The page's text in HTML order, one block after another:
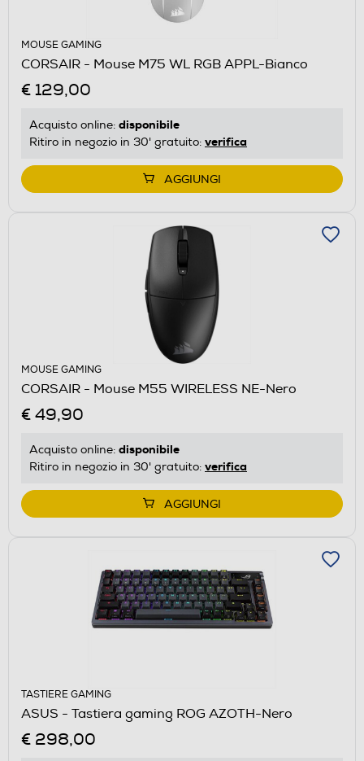
MOUSE GAMING
CORSAIR - Mouse M75 WL RGB APPL-Bianco
€ 129,00
Acquisto online: disponibile
Ritiro in negozio in 30' gratuito: verifica
AGGIUNGI
MOUSE GAMING
CORSAIR - Mouse M55 WIRELESS NE-Nero
€ 49,90
Acquisto online: disponibile
Ritiro in negozio in 30' gratuito: verifica
AGGIUNGI
TASTIERE GAMING
ASUS - Tastiera gaming ROG AZOTH-Nero
€ 298,00